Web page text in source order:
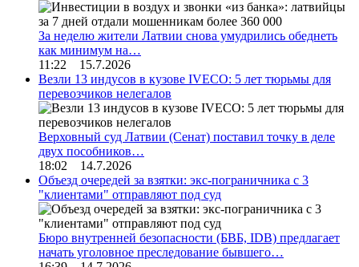
За неделю жители Латвии снова умудрились обеднеть
как минимум на…
11:22 15.7.2026
Везли 13 индусов в кузове IVECO: 5 лет тюрьмы для
перевозчиков нелегалов
Верховный суд Латвии (Сенат) поставил точку в деле
двух пособников…
18:02 14.7.2026
Объезд очередей за взятки: экс-пограничника с 3
"клиентами" отправляют под суд
Бюро внутренней безопасности (БВБ, IDB) предлагает
начать уголовное преследование бывшего…